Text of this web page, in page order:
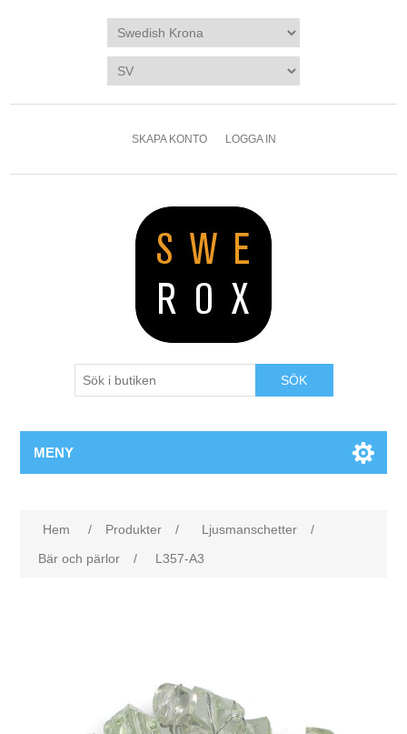
SKAPA KONTO LOGGA IN
SÖK
MENY
Hem / Produkter / Ljusmanschetter
/
Bär och pärlor
/ L357-A3